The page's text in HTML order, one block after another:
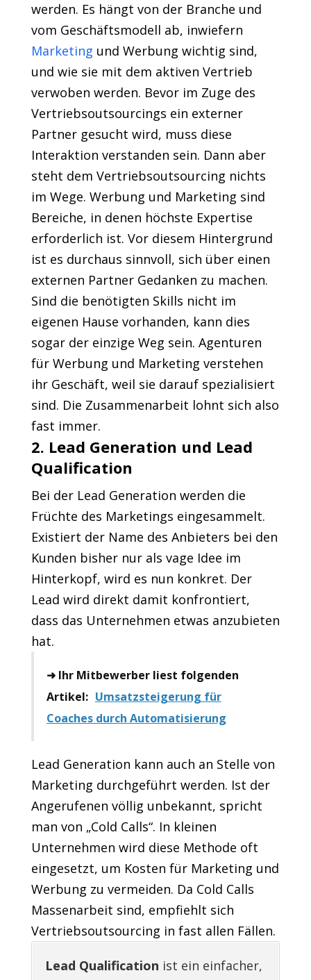
werden. Es hängt von der Branche und
vom Geschäftsmodell ab, inwiefern
Marketing und Werbung wichtig sind,
und wie sie mit dem aktiven Vertrieb
verwoben werden. Bevor im Zuge des
Vertriebsoutsourcings ein externer
Partner gesucht wird, muss diese
Interaktion verstanden sein. Dann aber
steht dem Vertriebsoutsourcing nichts
im Wege. Werbung und Marketing sind
Bereiche, in denen höchste Expertise
erforderlich ist. Vor diesem Hintergrund
ist es durchaus sinnvoll, sich über einen
externen Partner Gedanken zu machen.
Sind die benötigten Skills nicht im
eigenen Hause vorhanden, kann dies
sogar der einzige Weg sein. Agenturen
für Werbung und Marketing verstehen
ihr Geschäft, weil sie darauf spezialisiert
sind. Die Zusammenarbeit lohnt sich also
fast immer.
2. Lead Generation und Lead
Qualification
Bei der Lead Generation werden die
Früchte des Marketings eingesammelt.
Existiert der Name des Anbieters bei den
Kunden bisher nur als vage Idee im
Hinterkopf, wird es nun konkret. Der
Lead wird direkt damit konfrontiert,
dass das Unternehmen etwas anzubieten
hat.
➜ Ihr Mitbewerber liest folgenden
Artikel: Umsatzsteigerung für
Coaches durch Automatisierung
Lead Generation kann auch an Stelle von
Marketing durchgeführt werden. Ist der
Angerufenen völlig unbekannt, spricht
man von „Cold Calls“. In kleinen
Unternehmen wird diese Methode oft
eingesetzt, um Kosten für Marketing und
Werbung zu vermeiden. Da Cold Calls
Massenarbeit sind, empfiehlt sich
Vertriebsoutsourcing in fast allen Fällen.
Lead Qualification ist ein einfacher,